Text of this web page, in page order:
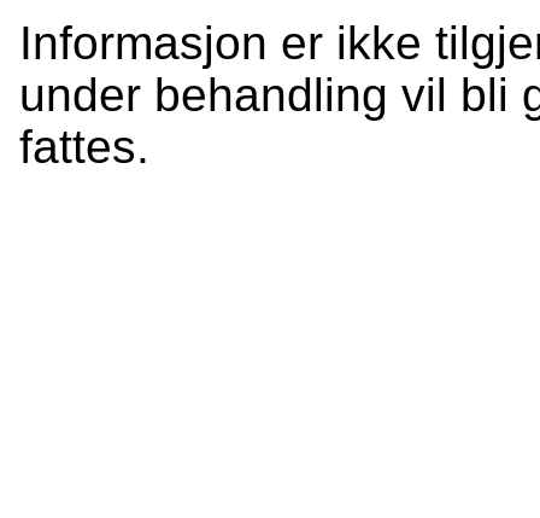
Informasjon er ikke
under behandling vil bli
fattes.